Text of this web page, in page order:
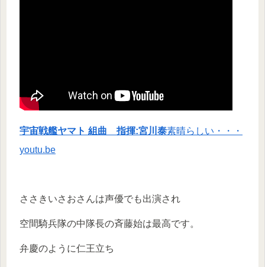
宇宙戦艦ヤマト 組曲 指揮:宮川泰素晴らしい・・・
youtu.be
ささきいさおさんは声優でも出演され
空間騎兵隊の中隊長の斉藤始は最高です。
弁慶のように仁王立ち